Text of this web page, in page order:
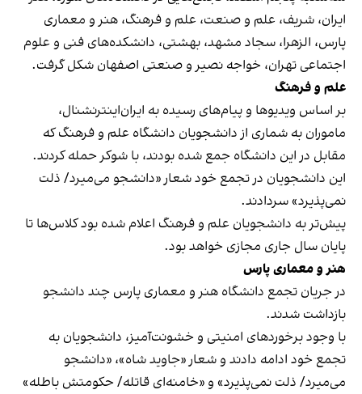
ایران، شریف، علم و صنعت، علم و فرهنگ، هنر و معماری
پارس، الزهرا، سجاد مشهد، بهشتی، دانشکده‌های فنی و علوم
اجتماعی تهران، خواجه نصیر و صنعتی اصفهان شکل گرفت.
علم و فرهنگ
بر اساس ویدیوها و پیام‌های رسیده به ایران‌اینترنشنال،
ماموران به شماری از دانشجویان دانشگاه علم و فرهنگ که
مقابل در این دانشگاه جمع شده بودند، با شوکر حمله‌ کردند.
این دانشجویان در تجمع خود شعار «دانشجو می‌میرد/ ذلت
نمی‌پذیرد» سردادند.
پیش‌تر به دانشجویان علم و فرهنگ اعلام شده بود کلاس‌ها تا
پایان سال جاری مجازی خواهد بود.
هنر و معماری پارس
در جریان تجمع دانشگاه هنر و معماری پارس چند دانشجو
بازداشت شدند.
با وجود برخوردهای امنیتی و خشونت‌آمیز، دانشجویان به
تجمع خود ادامه دادند و شعار «جاوید شاه»، «دانشجو
می‌میرد/ ذلت نمی‌پذیرد» و «خامنه‌ای قاتله/ حکومتش باطله»